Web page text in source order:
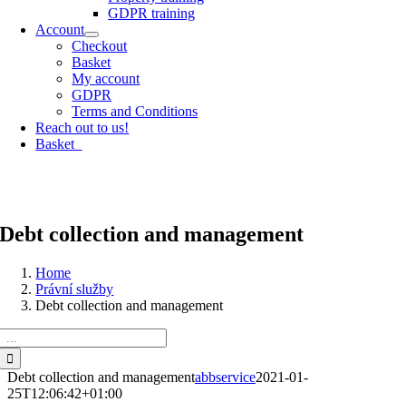
GDPR training
Account
Checkout
Basket
My account
GDPR
Terms and Conditions
Reach out to us!
Basket
Debt collection and management
Home
Právní služby
Debt collection and management
Debt collection and managementabbservice2021-01-
25T12:06:42+01:00